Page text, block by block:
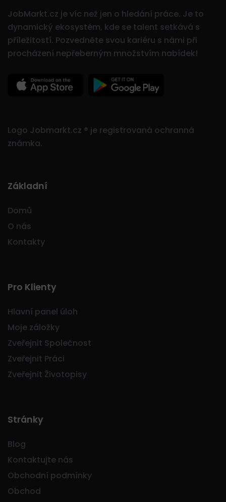
JobMarkt.cz je víc než jen o hledání práce. Je to
dynamický ekosystém, kde se talent setkává s
příležitostí. Pozvedněte svou kariéru s námi při
procházení nepřeberným množstvím nabídek!
Logo Jobmarkt.cz ® je registrovaná ochranná
známka.
Základní
Domů
O nás
Kontakty
Pro Klienty
Hlavní panel úloh
Moje záložky
Zveřejnit Společnost
Zveřejnit Práci
Zveřejnit Životopisy
Stránky
Blog
Kontaktujte nás
Obchodní podmínky
Obchod